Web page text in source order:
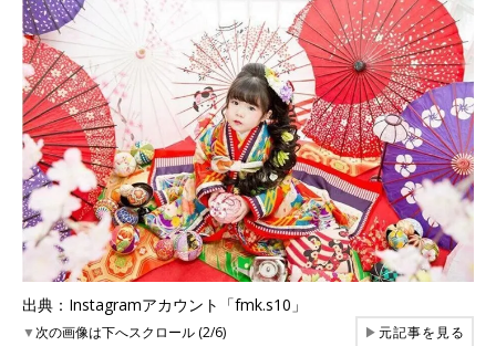
出典：Instagramアカウント「fmk.s10」
▼次の画像は下へスクロール (2/6) ▶元記事を見る